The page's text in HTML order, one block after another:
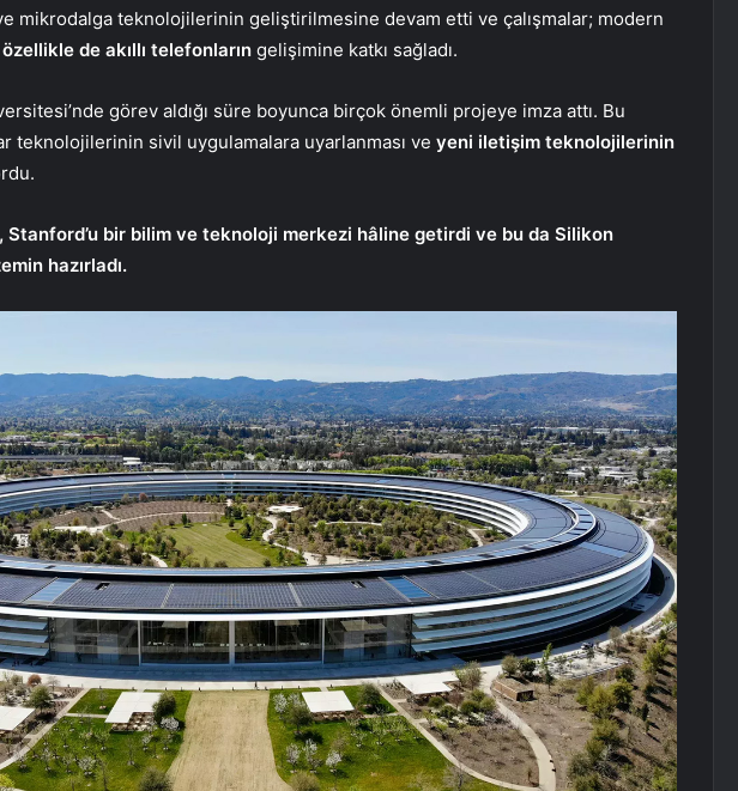
mikrodalga teknolojilerinin geliştirilmesine devam etti ve çalışmalar; modern
de akıllı telefonların gelişimine katkı sağladı.
görev aldığı süre boyunca birçok önemli projeye imza attı. Bu
teknolojilerinin sivil uygulamalara uyarlanması ve yeni iletişim teknolojilerinin
Stanford’u bir bilim ve teknoloji merkezi hâline getirdi ve bu da Silikon
hazırladı.